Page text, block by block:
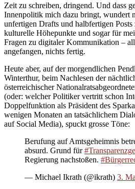
Zeit zu schreiben, dringend. Und dass
Innenpolitik mich dazu bringt, wundert
unfertigen Drafts und halbfertigen Posts
kulturelle Höhepunkte und sogar für
Fragen zu digitaler Kommunikation –
angefangen, nichts fertig.
Heute aber, auf der morgendlichen
Winterthur, beim Nachlesen der
österreichischer
(oder: welcher Politiker vertritt schon
Doppelfunktion als Präsident des
wenigen Monaten an tatsächlichem
auf Social Media), spuckt grosse Töne:
Berufung auf Amtsgeheimnis
absurd. Grund für
Regierung nachstoßen.
— Michael Ikrath (@ikrath) 3.